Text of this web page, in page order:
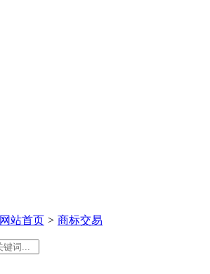
网站首页 > 商标交易